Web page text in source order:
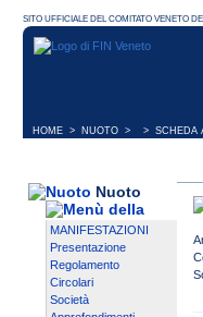
HOME > NUOTO > > SCHEDA
Nuoto
MANIFESTAZIONI
Presentazione
Regolamento
Circolari
Società